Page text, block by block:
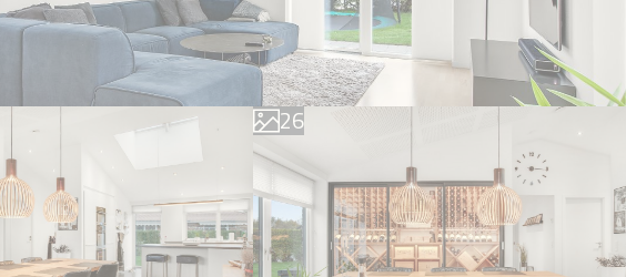
0
1
2
3
4
5
6
7
2
3
4
5
6
7
8
9